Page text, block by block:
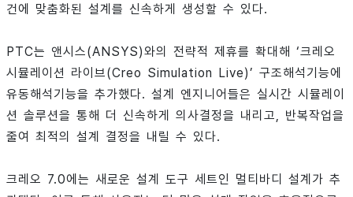
건에 맞춤화된 설계를 신속하게 생성할 수 있다.
PTC는 앤시스(ANSYS)와의 전략적 제휴를 확대해 ‘크레오
시뮬레이션 라이브(Creo Simulation Live)’ 구조해석기능에
유동해석기능을 추가했다. 설계 엔지니어들은 실시간 시뮬레이
션 솔루션을 통해 더 신속하게 의사결정을 내리고, 반복작업을
줄여 최적의 설계 결정을 내릴 수 있다.
크레오 7.0에는 새로운 설계 도구 세트인 멀티바디 설계가 추